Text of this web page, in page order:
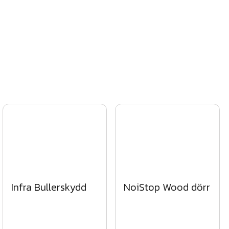
Infra Bullerskydd NoiStop Wood dörr